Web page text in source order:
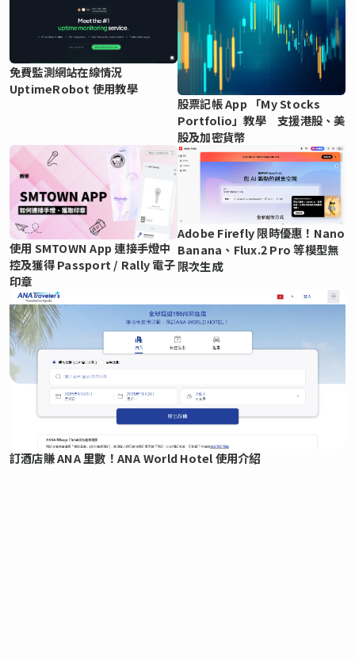
免費監測網站在線情況
UptimeRobot 使用教學
股票記帳 App 「My Stocks
Portfolio」教學 支援港股、美
股及加密貨幣
使用 SMTOWN App 連接手燈中
控及獲得 Passport / Rally 電子
印章
Adobe Firefly 限時優惠！Nano
Banana、Flux.2 Pro 等模型無
限次生成
訂酒店賺 ANA 里數！ANA World Hotel 使用介紹